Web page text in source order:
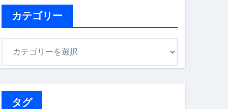
目的別に失敗しない
散り対策の選び方
カテゴリー
タグ